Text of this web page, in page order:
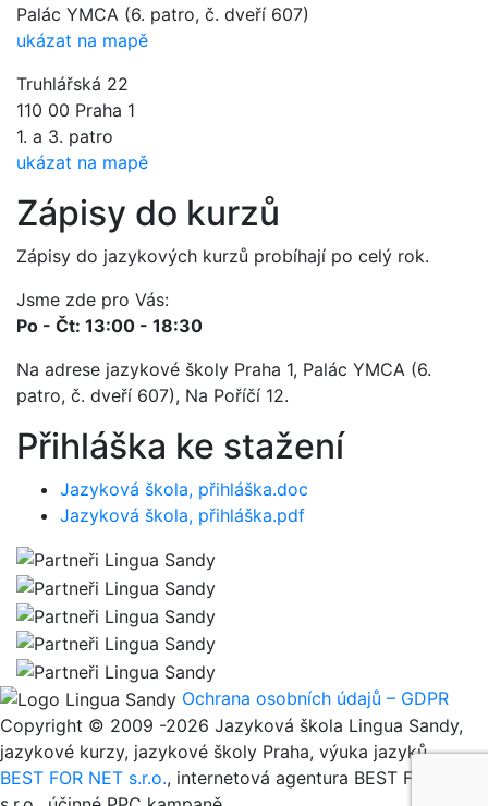
Palác YMCA (6. patro, č. dveří 607)
ukázat na mapě
Truhlářská 22
110 00 Praha 1
1. a 3. patro
ukázat na mapě
Zápisy do kurzů
Zápisy do jazykových kurzů probíhají po celý rok.
Jsme zde pro Vás:
Po - Čt: 13:00 - 18:30
Na adrese jazykové školy Praha 1, Palác YMCA (6.
patro, č. dveří 607), Na Poříčí 12.
Přihláška ke stažení
Jazyková škola, přihláška.doc
Jazyková škola, přihláška.pdf
Ochrana osobních údajů – GDPR
Copyright © 2009 -2026 Jazyková škola Lingua Sandy,
jazykové kurzy, jazykové školy Praha, výuka jazyků
BEST FOR NET s.r.o., internetová agentura BEST FOR NET